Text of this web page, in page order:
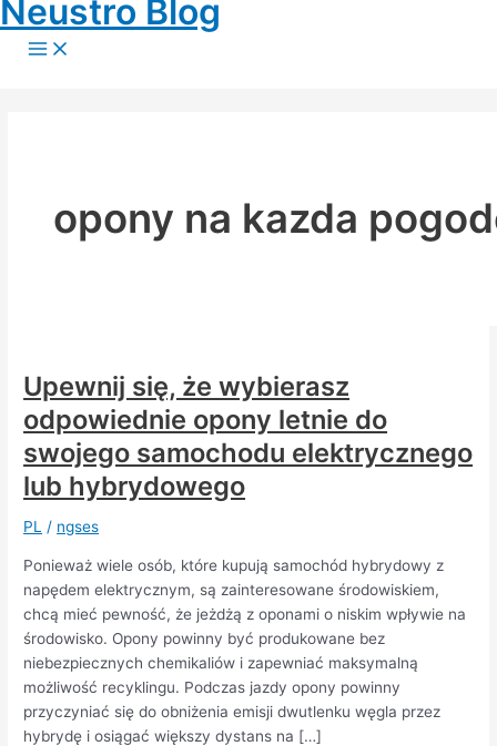
Skip
to
content
Neustro Blog
Main
Menu
opony na kazda
Upewnij się, że wybierasz
odpowiednie opony letnie do
swojego samochodu elektrycznego
lub hybrydowego
PL / ngses
Ponieważ wiele osób, które kupują samochód hybrydowy z
napędem elektrycznym, są zainteresowane środowiskiem,
chcą mieć pewność, że jeżdżą z oponami o niskim wpływie na
środowisko. Opony powinny być produkowane bez
niebezpiecznych chemikaliów i zapewniać maksymalną
możliwość recyklingu. Podczas jazdy opony powinny
przyczyniać się do obniżenia emisji dwutlenku węgla przez
hybrydę i osiągać większy dystans na […]